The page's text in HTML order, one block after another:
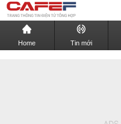
Home Tin mới